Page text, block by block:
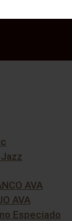
AVA
AVA
Especiado